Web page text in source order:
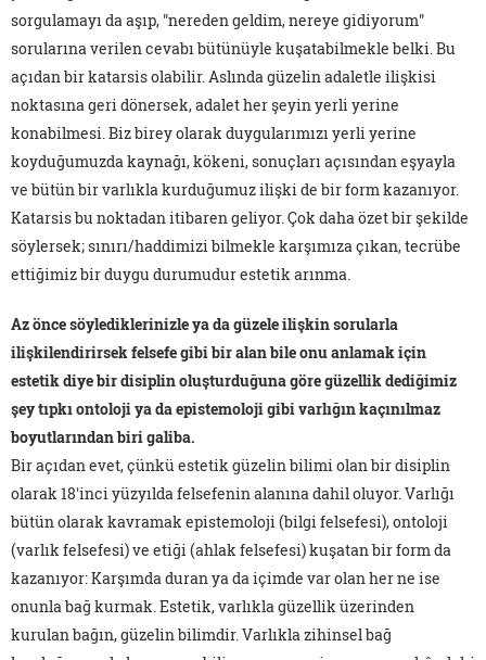
sorgulamayı da aşıp, "nereden geldim, nereye gidiyorum"
sorularına verilen cevabı bütünüyle kuşatabilmekle belki. Bu
açıdan bir katarsis olabilir. Aslında güzelin adaletle ilişkisi
noktasına geri dönersek, adalet her şeyin yerli yerine
konabilmesi. Biz birey olarak duygularımızı yerli yerine
koyduğumuzda kaynağı, kökeni, sonuçları açısından eşyayla
ve bütün bir varlıkla kurduğumuz ilişki de bir form kazanıyor.
Katarsis bu noktadan itibaren geliyor. Çok daha özet bir şekilde
söylersek; sınırı/haddimizi bilmekle karşımıza çıkan, tecrübe
ettiğimiz bir duygu durumudur estetik arınma.
Az önce söylediklerinizle ya da güzele ilişkin sorularla
ilişkilendirirsek felsefe gibi bir alan bile onu anlamak için
estetik diye bir disiplin oluşturduğuna göre güzellik dediğimiz
şey tıpkı ontoloji ya da epistemoloji gibi varlığın kaçınılmaz
boyutlarından biri galiba.
Bir açıdan evet, çünkü estetik güzelin bilimi olan bir disiplin
olarak 18'inci yüzyılda felsefenin alanına dahil oluyor. Varlığı
bütün olarak kavramak epistemoloji (bilgi felsefesi), ontoloji
(varlık felsefesi) ve etiği (ahlak felsefesi) kuşatan bir form da
kazanıyor: Karşımda duran ya da içimde var olan her ne ise
onunla bağ kurmak. Estetik, varlıkla güzellik üzerinden
kurulan bağın, güzelin bilimdir. Varlıkla zihinsel bağ